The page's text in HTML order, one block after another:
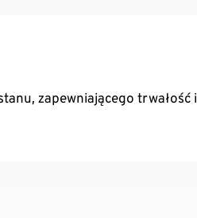
zapewniającego trwałość i